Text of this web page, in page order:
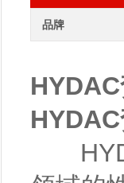
品牌